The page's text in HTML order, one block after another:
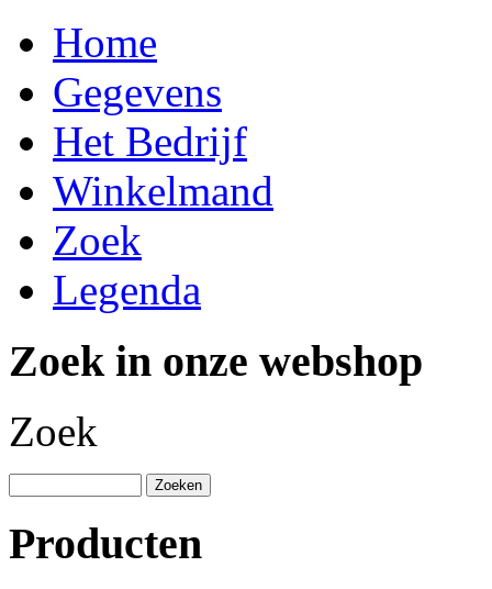
Home
Gegevens
Het Bedrijf
Winkelmand
Zoek
Legenda
Zoek in onze webshop
Zoek
Producten